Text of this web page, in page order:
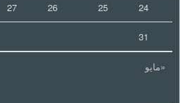
«مايو
24
25
26
27
31